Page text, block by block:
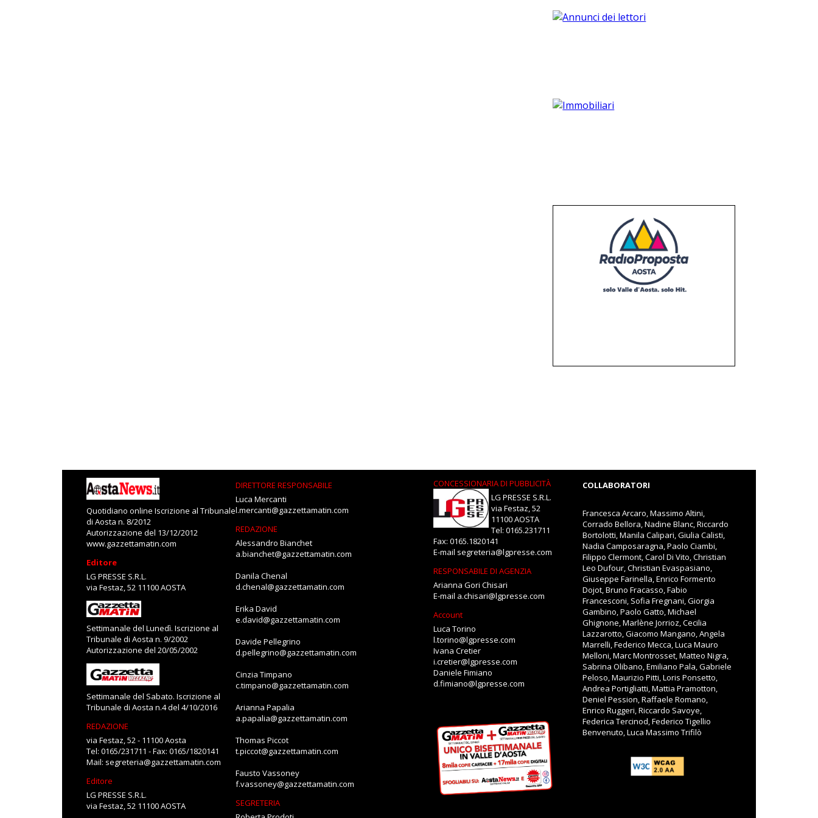
Quotidiano online Iscrizione al Tribunale
di Aosta n. 8/2012
Autorizzazione del 13/12/2012
www.gazzettamatin.com
Editore
LG PRESSE S.R.L.
via Festaz, 52 11100 AOSTA
Settimanale del Lunedì. Iscrizione al
Tribunale di Aosta n. 9/2002
Autorizzazione del 20/05/2002
Settimanale del Sabato. Iscrizione al
Tribunale di Aosta n.4 del 4/10/2016
REDAZIONE
via Festaz, 52 - 11100 Aosta
Tel: 0165/231711 - Fax: 0165/1820141
Mail: segreteria@gazzettamatin.com
Editore
LG PRESSE S.R.L.
via Festaz, 52 11100 AOSTA
DIRETTORE RESPONSABILE
Luca Mercanti
l.mercanti@gazzettamatin.com
REDAZIONE
Alessandro Bianchet
a.bianchet@gazzettamatin.com
Danila Chenal
d.chenal@gazzettamatin.com
Erika David
e.david@gazzettamatin.com
Davide Pellegrino
d.pellegrino@gazzettamatin.com
Cinzia Timpano
c.timpano@gazzettamatin.com
Arianna Papalia
a.papalia@gazzettamatin.com
Thomas Piccot
t.piccot@gazzettamatin.com
Fausto Vassoney
f.vassoney@gazzettamatin.com
SEGRETERIA
CONCESSIONARIA DI PUBBLICITÀ
LG PRESSE S.R.L.
via Festaz, 52
11100 AOSTA
Tel: 0165.231711
Fax: 0165.1820141
E-mail segreteria@lgpresse.com
RESPONSABILE DI AGENZIA
Arianna Gori Chisari
E-mail a.chisari@lgpresse.com
Account
Luca Torino
l.torino@lgpresse.com
Ivana Cretier
i.cretier@lgpresse.com
Daniele Fimiano
d.fimiano@lgpresse.com
COLLABORATORI
Francesca Arcaro, Massimo Altini,
Corrado Bellora, Nadine Blanc, Riccardo
Bortolotti, Manila Calipari, Giulia Calisti,
Nadia Camposaragna, Paolo Ciambi,
Filippo Clermont, Carol Di Vito, Christian
Leo Dufour, Christian Evaspasiano,
Giuseppe Farinella, Enrico Formento
Dojot, Bruno Fracasso, Fabio
Francesconi, Sofia Fregnani, Giorgia
Gambino, Paolo Gatto, Michael
Ghignone, Marlène Jorrioz, Cecilia
Lazzarotto, Giacomo Mangano, Angela
Marrelli, Federico Mecca, Luca Mauro
Melloni, Marc Montrosset, Matteo Nigra,
Sabrina Olibano, Emiliano Pala, Gabriele
Peloso, Maurizio Pitti, Loris Ponsetto,
Andrea Portigliatti, Mattia Pramotton,
Deniel Pession, Raffaele Romano,
Enrico Ruggeri, Riccardo Savoye,
Federica Tercinod, Federico Tigellio
Benvenuto, Luca Massimo Trifilò